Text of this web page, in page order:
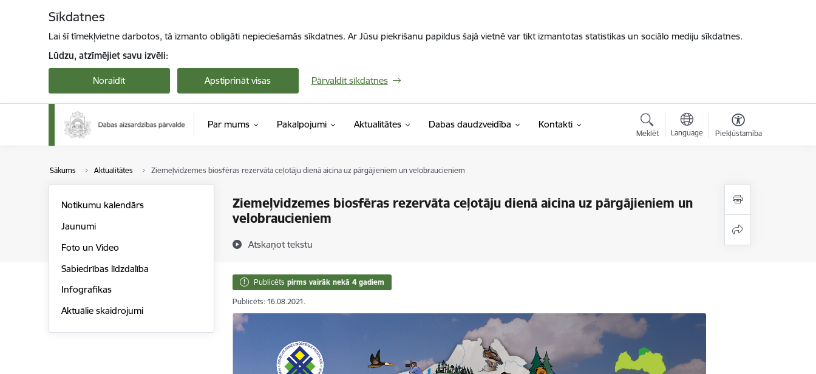
Sīkdatnes
Lai šī tīmekļvietne darbotos, tā izmanto obligāti nepieciešamās sīkdatnes. Ar Jūsu piekrišanu papildus šajā vietnē var tikt izmantotas statistikas un sociālo mediju sīkdatnes.
Lūdzu, atzīmējiet savu izvēli:
Noraidīt Apstiprināt visas Pārvaldīt sīkdatnes
Par mums Pakalpojumi Aktualitātes Dabas daudzveidība Kontakti
Meklēt Language Piekļūstamība
Sākums Aktualitātes Ziemeļvidzemes biosfēras rezervāta ceļotāju dienā aicina uz pārgājieniem un velobraucieniem
Ziemeļvidzemes biosfēras rezervāta ceļotāju dienā aicina uz pārgājieniem un
velobraucieniem
Atskaņot tekstu
Notikumu kalendārs
Jaunumi
Foto un Video
Sabiedrības līdzdalība
Infografikas
Aktuālie skaidrojumi
Publicēts pirms vairāk nekā 4 gadiem
Publicēts: 16.08.2021.